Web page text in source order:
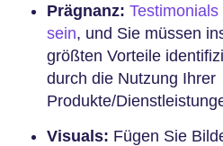
Prägnanz:
sein, und Sie müssen
größten Vorteile
durch die Nutzung Ihrer
Produkte/
Visuals: Fügen Sie